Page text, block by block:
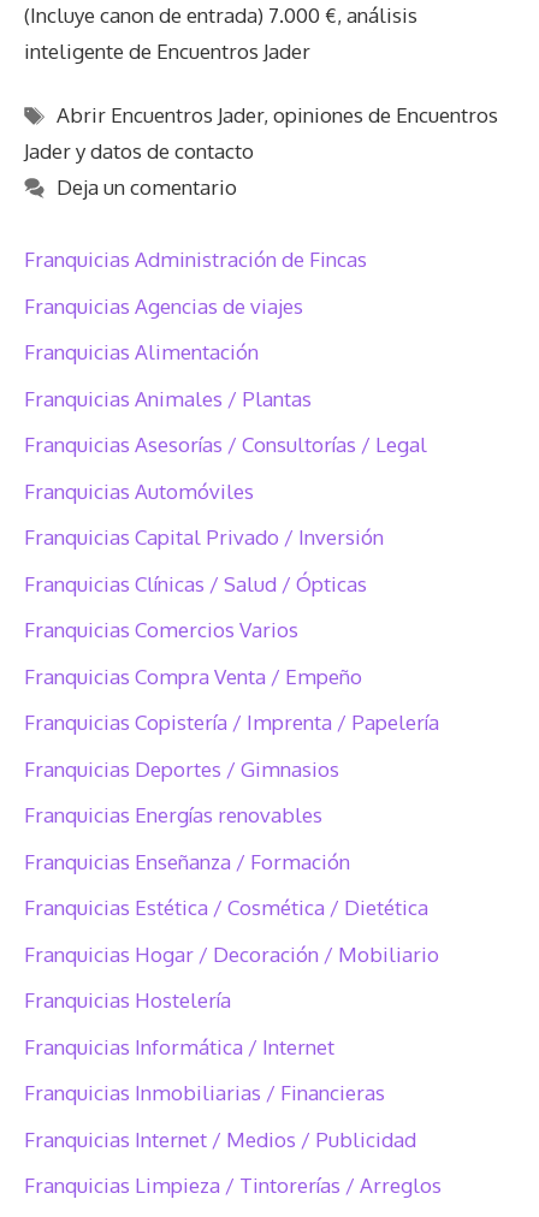
(Incluye canon de entrada) 7.000 €, análisis
inteligente de Encuentros Jader
Etiquetas
Abrir Encuentros Jader,opiniones de Encuentros
Jader y datos de contacto
Deja un comentario
Franquicias Administración de Fincas
Franquicias Agencias de viajes
Franquicias Alimentación
Franquicias Animales / Plantas
Franquicias Asesorías / Consultorías / Legal
Franquicias Automóviles
Franquicias Capital Privado / Inversión
Franquicias Clínicas / Salud / Ópticas
Franquicias Comercios Varios
Franquicias Compra Venta / Empeño
Franquicias Copistería / Imprenta / Papelería
Franquicias Deportes / Gimnasios
Franquicias Energías renovables
Franquicias Enseñanza / Formación
Franquicias Estética / Cosmética / Dietética
Franquicias Hogar / Decoración / Mobiliario
Franquicias Hostelería
Franquicias Informática / Internet
Franquicias Inmobiliarias / Financieras
Franquicias Internet / Medios / Publicidad
Franquicias Limpieza / Tintorerías / Arreglos